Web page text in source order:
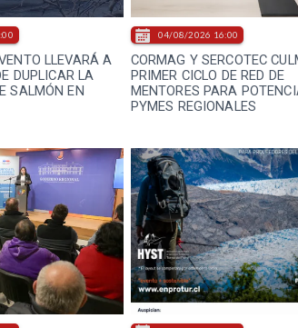
LLEVARÁ A
DUPLICAR LA
SALMÓN EN
CORMAG Y SERCOTEC
PRIMER CICLO DE RED DE
MENTORES PARA
PYMES REGIONALES
04/08/2026 16:00